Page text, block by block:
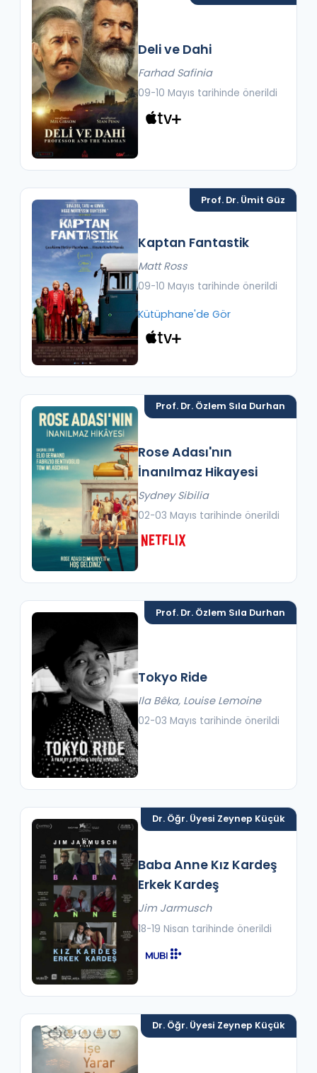
Deli ve Dahi
Farhad Safinia
09-10 Mayıs tarihinde önerildi
Prof. Dr. Ümit Güz
Kaptan Fantastik
Matt Ross
09-10 Mayıs tarihinde önerildi
Kütüphane'de Gör
Prof. Dr. Özlem Sıla Durhan
Rose Adası'nın
İnanılmaz Hikayesi
Sydney Sibilia
02-03 Mayıs tarihinde önerildi
Prof. Dr. Özlem Sıla Durhan
Tokyo Ride
Ila Bêka, Louise Lemoine
02-03 Mayıs tarihinde önerildi
Dr. Öğr. Üyesi Zeynep Küçük
Baba Anne Kız Kardeş
Erkek Kardeş
Jim Jarmusch
18-19 Nisan tarihinde önerildi
Dr. Öğr. Üyesi Zeynep Küçük